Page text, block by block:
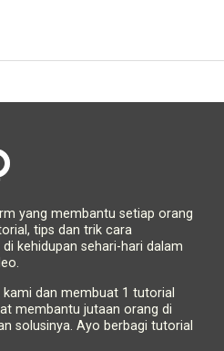
yang membantu setiap orang
tips dan trik cara
kehidupan sehari-hari dalam
dan membuat 1 tutorial
membantu jutaan orang di
solusinya. Ayo berbagi tutorial